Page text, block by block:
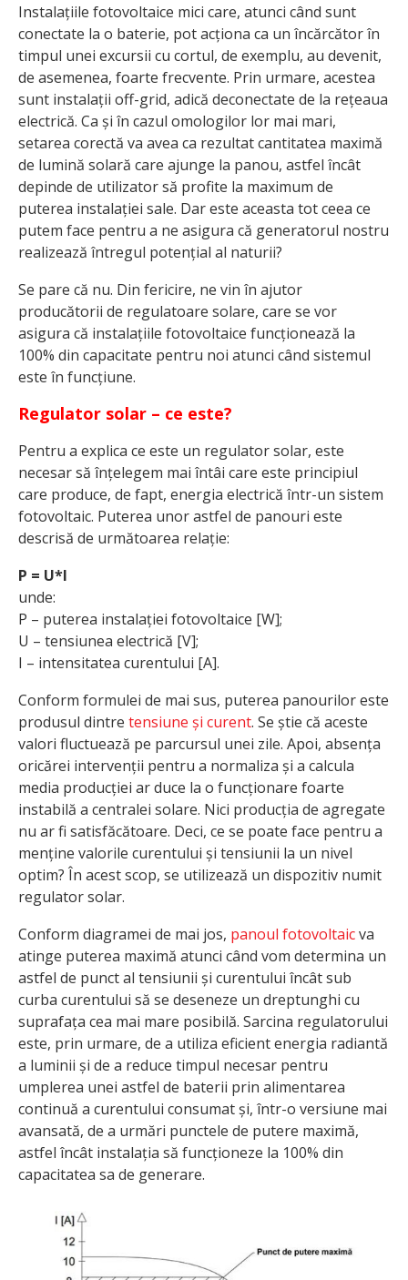
Instalațiile fotovoltaice mici care, atunci când sunt
conectate la o baterie, pot acționa ca un încărcător în
timpul unei excursii cu cortul, de exemplu, au devenit,
de asemenea, foarte frecvente. Prin urmare, acestea
sunt instalații off-grid, adică deconectate de la rețeaua
electrică. Ca și în cazul omologilor lor mai mari,
setarea corectă va avea ca rezultat cantitatea maximă
de lumină solară care ajunge la panou, astfel încât
depinde de utilizator să profite la maximum de
puterea instalației sale. Dar este aceasta tot ceea ce
putem face pentru a ne asigura că generatorul nostru
realizează întregul potențial al naturii?
Se pare că nu. Din fericire, ne vin în ajutor
producătorii de regulatoare solare, care se vor
asigura că instalațiile fotovoltaice funcționează la
100% din capacitate pentru noi atunci când sistemul
este în funcțiune.
Regulator solar – ce este?
Pentru a explica ce este un regulator solar, este
necesar să înțelegem mai întâi care este principiul
care produce, de fapt, energia electrică într-un sistem
fotovoltaic. Puterea unor astfel de panouri este
descrisă de următoarea relație:
P = U*I
unde:
P – puterea instalației fotovoltaice [W];
U – tensiunea electrică [V];
I – intensitatea curentului [A].
Conform formulei de mai sus, puterea panourilor este
produsul dintre tensiune și curent. Se știe că aceste
valori fluctuează pe parcursul unei zile. Apoi, absența
oricărei intervenții pentru a normaliza și a calcula
media producției ar duce la o funcționare foarte
instabilă a centralei solare. Nici producția de agregate
nu ar fi satisfăcătoare. Deci, ce se poate face pentru a
menține valorile curentului și tensiunii la un nivel
optim? În acest scop, se utilizează un dispozitiv numit
regulator solar.
Conform diagramei de mai jos, panoul fotovoltaicva
atinge puterea maximă atunci când vom determina un
astfel de punct al tensiunii și curentului încât sub
curba curentului să se deseneze un dreptunghi cu
suprafața cea mai mare posibilă. Sarcina regulatorului
este, prin urmare, de a utiliza eficient energia radiantă
a luminii și de a reduce timpul necesar pentru
umplerea unei astfel de baterii prin alimentarea
continuă a curentului consumat și, într-o versiune mai
avansată, de a urmări punctele de putere maximă,
astfel încât instalația să funcționeze la 100% din
capacitatea sa de generare.